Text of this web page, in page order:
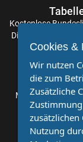
04
Kostenlose
Die Aktualisierung
Sie stets auf
Möchten Sie,
sind Sie bei uns
kostenlose
Cookies &
Wir nutzen
die zum
Zusätzliche
zusätzlichen
Nutzung